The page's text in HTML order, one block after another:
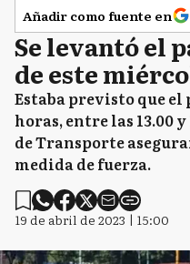
Añadir como fuente en
Se levantó el
de este
Estaba previsto que
horas, entre las 13.00
de Transporte
medida de fuerza.
19 de abril de 2023 | 15:00